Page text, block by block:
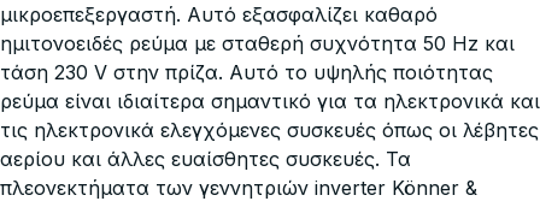
μικροεπεξεργαστή. Αυτό εξασφαλίζει καθαρό
ημιτονοειδές ρεύμα με σταθερή συχνότητα 50 Hz και
τάση 230 V στην πρίζα. Αυτό το υψηλής ποιότητας
ρεύμα είναι ιδιαίτερα σημαντικό για τα ηλεκτρονικά και
τις ηλεκτρονικά ελεγχόμενες συσκευές όπως οι λέβητες
αερίου και άλλες ευαίσθητες συσκευές. Τα
πλεονεκτήματα των γεννητριών inverter Könner &